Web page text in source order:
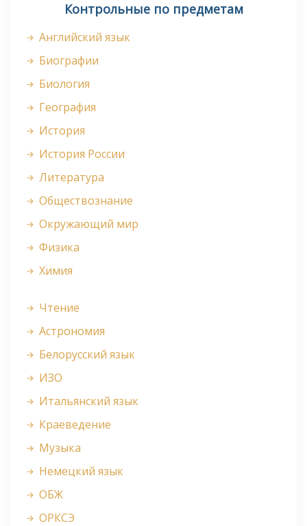
Контрольные по предметам
Английский язык
Биографии
Биология
География
История
История России
Литература
Обществознание
Окружающий мир
Физика
Химия
Чтение
Астрономия
Белорусский язык
ИЗО
Итальянский язык
Краеведение
Музыка
Немецкий язык
ОБЖ
ОРКСЭ